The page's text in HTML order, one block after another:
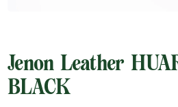
Jenon Leather
BLACK